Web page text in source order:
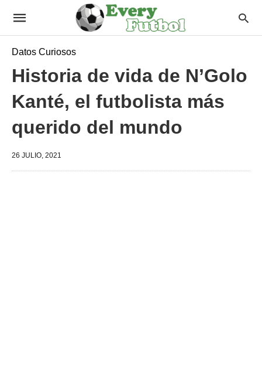
Datos Curiosos
Historia de vida de N’Golo
Kanté, el futbolista más
querido del mundo
26 JULIO, 2021